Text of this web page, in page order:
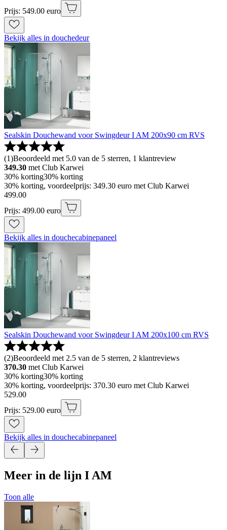
Prijs: 549.00 euro
Bekijk alles in douchedeur
Sealskin Douchewand voor Swingdeur I AM 200x90 cm RVS
(1)Beoordeeld met 5.0 van de 5 sterren, 1 klantreview
349.30 met Club Karwei
30% korting30% korting
30% korting, voordeelprijs: 349.30 euro met Club Karwei
499.00
Prijs: 499.00 euro
Bekijk alles in douchecabinepaneel
Sealskin Douchewand voor Swingdeur I AM 200x100 cm RVS
(2)Beoordeeld met 2.5 van de 5 sterren, 2 klantreviews
370.30 met Club Karwei
30% korting30% korting
30% korting, voordeelprijs: 370.30 euro met Club Karwei
529.00
Prijs: 529.00 euro
Bekijk alles in douchecabinepaneel
Meer in de lijn I AM
Toon alle